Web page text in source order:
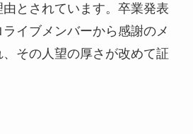
とされています。卒業発表
イブメンバーから感謝のメ
その人望の厚さが改めて証